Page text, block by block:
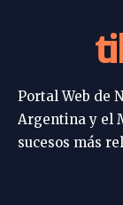
Portal Web de
Argentina y el
sucesos más